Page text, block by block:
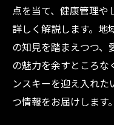
点を当て、健康管理や
詳しく解説します。地
の知見を踏まえつつ、
の魅力を余すところな
ンスキーを迎え入れた
つ情報をお届けします。